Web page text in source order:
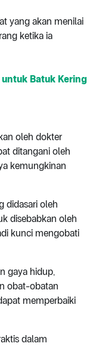
yang akan menilai
ketika ia
Batuk Kering
oleh dokter
ditangani oleh
kemungkinan
didasari oleh
disebabkan oleh
kunci mengobati
gaya hidup,
obat-obatan
memperbaiki
dalam